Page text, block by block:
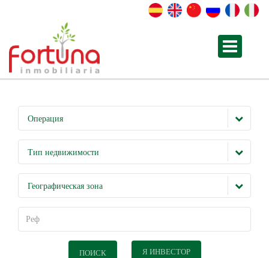
Операция
Тип недвижимости
Географическая зона
ПОИСК Я ИНВЕСТОР